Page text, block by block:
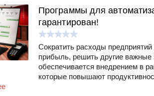
Программы для
гарантирован!
Сократить расходы
прибыль, решить другие важные
обеспечивается внедрением в
которые повышают